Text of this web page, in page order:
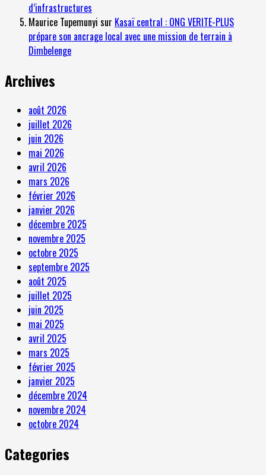
d’infrastructures
Maurice Tupemunyi sur Kasaï central : ONG VERITE-PLUS
prépare son ancrage local avec une mission de terrain à
Dimbelenge
Archives
août 2026
juillet 2026
juin 2026
mai 2026
avril 2026
mars 2026
février 2026
janvier 2026
décembre 2025
novembre 2025
octobre 2025
septembre 2025
août 2025
juillet 2025
juin 2025
mai 2025
avril 2025
mars 2025
février 2025
janvier 2025
décembre 2024
novembre 2024
octobre 2024
Categories